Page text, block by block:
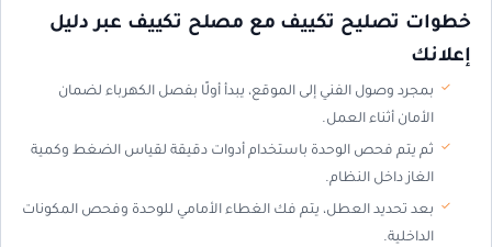
خطوات تصليح تكييف مع مصلح تكييف عبر دليل
إعلانك
بمجرد وصول الفني إلى الموقع، يبدأ أولًا بفصل الكهرباء لضمان
الأمان أثناء العمل.
ثم يتم فحص الوحدة باستخدام أدوات دقيقة لقياس الضغط وكمية
الغاز داخل النظام.
بعد تحديد العطل، يتم فك الغطاء الأمامي للوحدة وفحص المكونات
الداخلية.